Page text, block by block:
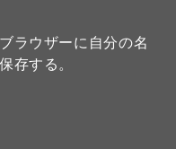
ラウザーに自分の名
存する。